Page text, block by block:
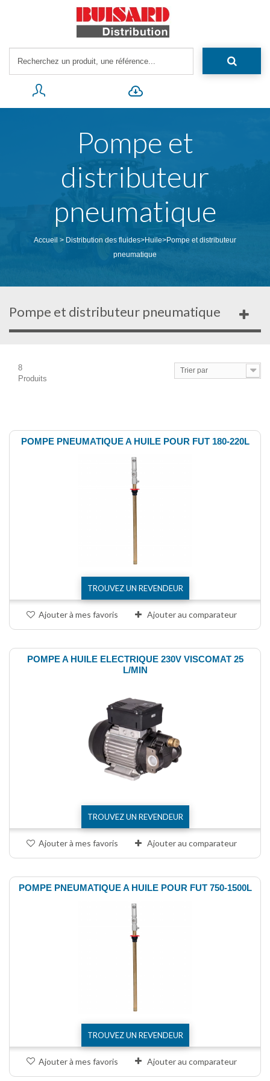
Pompe et
distributeur
pneumatique
Accueil > Distribution des fluides>Huile>Pompe et distributeur
pneumatique
Pompe et distributeur pneumatique
8
Produits
Trier par
POMPE PNEUMATIQUE A HUILE POUR FUT 180-220L
TROUVEZ UN REVENDEUR
Ajouter à mes favoris Ajouter au comparateur
POMPE A HUILE ELECTRIQUE 230V VISCOMAT 25
L/MIN
TROUVEZ UN REVENDEUR
Ajouter à mes favoris Ajouter au comparateur
POMPE PNEUMATIQUE A HUILE POUR FUT 750-1500L
TROUVEZ UN REVENDEUR
Ajouter à mes favoris Ajouter au comparateur